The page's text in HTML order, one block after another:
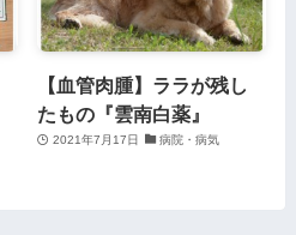
【血管肉腫】ララが残し
たもの『雲南白薬』
2021年7月17日 病院・病気